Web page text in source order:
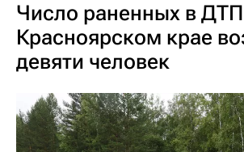
Число раненных в
Красноярском крае
девяти человек